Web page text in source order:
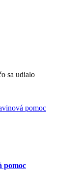
sa udialo
pomoc